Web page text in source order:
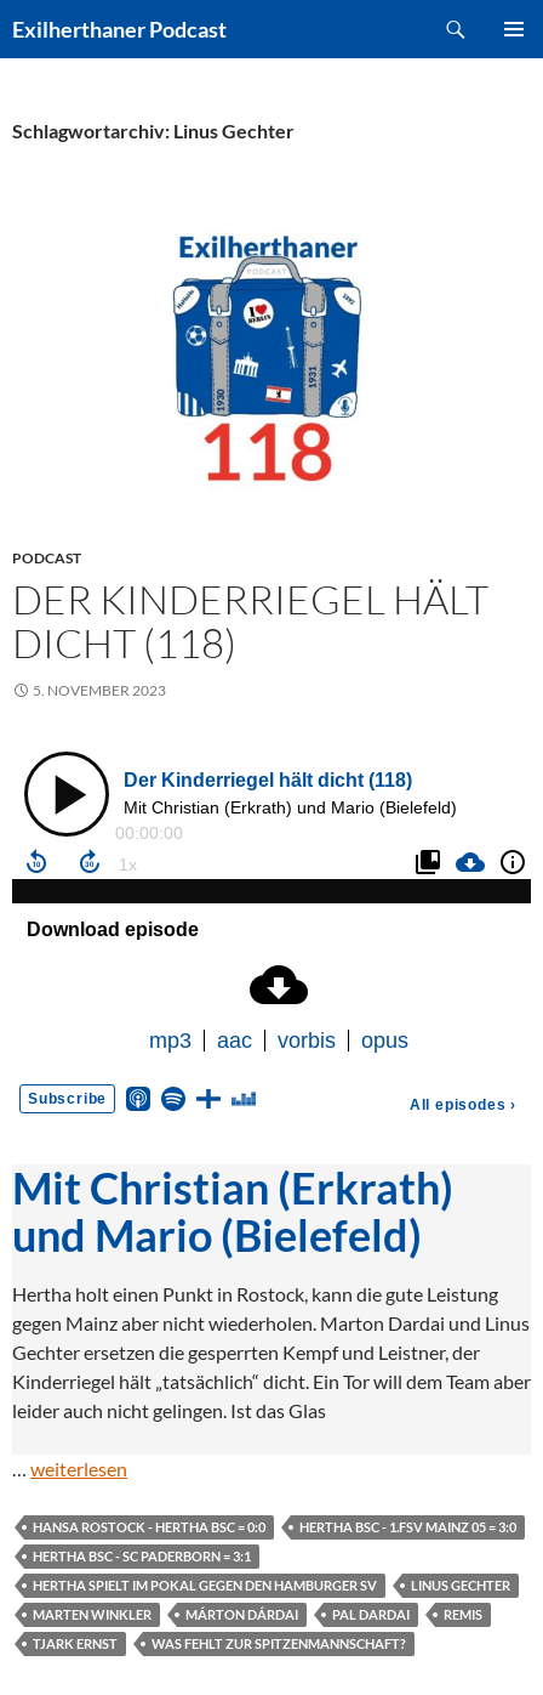
Inhalt
Exilherthaner Podcast
Schlagwortarchiv: Linus Gechter
PODCAST
DER KINDERRIEGEL HÄLT
DICHT (118)
5. NOVEMBER 2023
Mit Christian (Erkrath)
und Mario (Bielefeld)
Hertha holt einen Punkt in Rostock, kann die gute Leistung
gegen Mainz aber nicht wiederholen. Marton Dardai und Linus
Gechter ersetzen die gesperrten Kempf und Leistner, der
Kinderriegel hält „tatsächlich“ dicht. Ein Tor will dem Team aber
leider auch nicht gelingen. Ist das Glas
… weiterlesen
HANSA ROSTOCK - HERTHA BSC = 0:0
HERTHA BSC - 1.FSV MAINZ 05 = 3:0
HERTHA BSC - SC PADERBORN = 3:1
HERTHA SPIELT IM POKAL GEGEN DEN HAMBURGER SV
LINUS GECHTER
MARTEN WINKLER
MÁRTON DÁRDAI PAL DARDAI
REMIS
TJARK ERNST
WAS FEHLT ZUR SPITZENMANNSCHAFT?